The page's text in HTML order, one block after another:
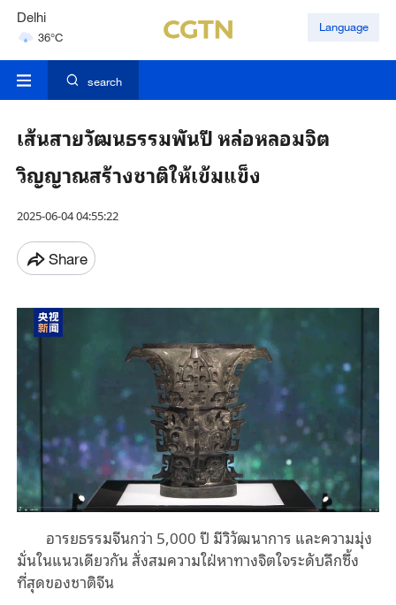
Delhi
36°C
Hyderabad
Language
search
เส้นสายวัฒนธรรมพันปี หล่อหลอมจิต
วิญญาณสร้างชาติให้เข้มแข็ง
2025-06-04 04:55:22
Share
อารยธรรมจีนกว่า 5,000 ปี มีวิวัฒนาการ และความมุ่ง
มั่นในแนวเดียวกัน สั่งสมความใฝ่หาทางจิตใจระดับลึกซึ้ง
ที่สุดของชาติจีน